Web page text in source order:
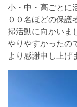
小・中・高ごとに
００名ほどの保護
掃活動に向かいま
やりやすかったの
より感謝申し上げ